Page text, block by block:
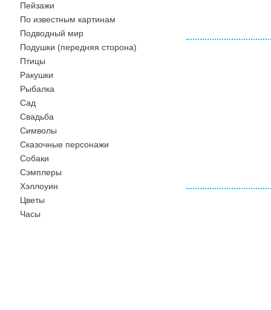
Пейзажи
По известным картинам
Подводный мир
Подушки (передняя сторона)
Птицы
Ракушки
Рыбалка
Сад
Свадьба
Символы
Сказочные персонажи
Собаки
Сэмплеры
Хэллоуин
Цветы
Часы